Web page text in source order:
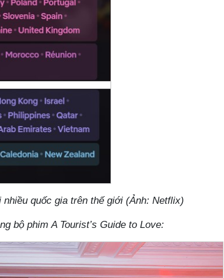
quốc gia trên thế giới (Ảnh: Netflix)
bộ phim A Tourist’s Guide to Love: